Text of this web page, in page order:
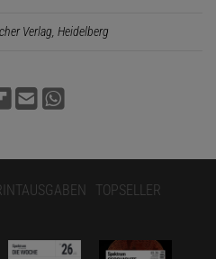
Verlag, Heidelberg
TOPSELLER